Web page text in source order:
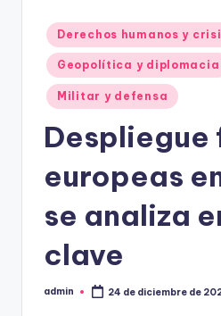
Publicado
en
Derechos humanos y
Geopolítica y diplomacia
Militar y defensa
Despliegue
europeas
se analiza
clave
Publicado
admin 24 de diciembre de